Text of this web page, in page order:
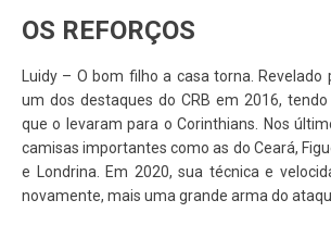
OS REFORÇOS
Luidy – O bom filho a casa torna. Revelado
um dos destaques do CRB em 2016,
que o levaram para o Corinthians. Nos
camisas importantes como as do Ceará,
e Londrina. Em 2020, sua técnica e
novamente, mais uma grande arma do